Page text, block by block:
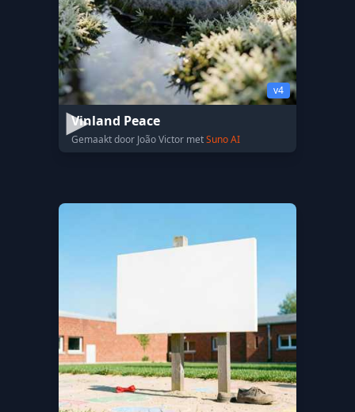
v4
Vinland Peace
Gemaakt door João Victor metSuno AI